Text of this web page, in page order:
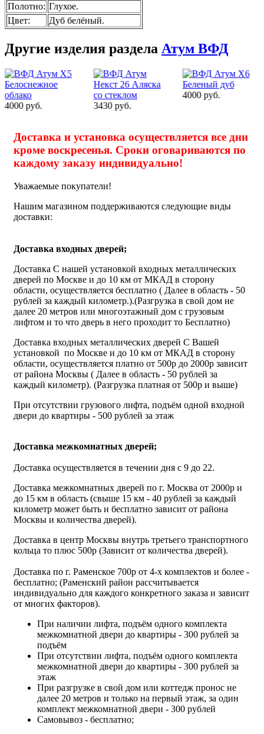
Полотно: Глухое.
Цвет: Дуб белёный.
Другие изделия раздела Атум ВФД
4000 руб. 3430 руб.
4000 руб.
Доставка и установка осуществляется все дни
кроме воскресенья. Сроки оговариваются по
каждому заказу индивидуально!
Уважаемые покупатели!
Нашим магазином поддерживаются следующие виды
доставки:
Доставка входных дверей;
Доставка С нашей установкой входных металлических
дверей по Москве и до 10 км от МКАД в сторону
области, осуществляется бесплатно ( Далее в область - 50
рублей за каждый километр.).(Разгрузка в свой дом не
далее 20 метров или многоэтажный дом с грузовым
лифтом и то что дверь в него проходит то Бесплатно)
Доставка входных металлических дверей С Вашей
установкой по Москве и до 10 км от МКАД в сторону
области, осуществляется платно от 500р до 2000р зависит
от района Москвы ( Далее в область - 50 рублей за
каждый километр). (Разгрузка платная от 500р и выше)
При отсутствии грузового лифта, подъём одной входной
двери до квартиры - 500 рублей за этаж
Доставка межкомнатных дверей;
Доставка осуществляется в течении дня с 9 до 22.
Доставка межкомнатных дверей по г. Москва от 2000р и
до 15 км в область (свыше 15 км - 40 рублей за каждый
километр может быть и бесплатно зависит от района
Москвы и количества дверей).
Доставка в центр Москвы внутрь третьего транспортного
кольца то плюс 500р (Зависит от количества дверей).
Доставка по г. Раменское 700р от 4-х комплектов и более -
бесплатно; (Раменский район рассчитывается
индивидуально для каждого конкретного заказа и зависит
от многих факторов).
При наличии лифта, подъём одного комплекта
межкомнатной двери до квартиры - 300 рублей за
подъём
При отсутствии лифта, подъём одного комплекта
межкомнатной двери до квартиры - 300 рублей за
этаж
При разгрузке в свой дом или коттедж пронос не
далее 20 метров и только на первый этаж, за один
комплект межкомнатной двери - 300 рублей
Самовывоз - бесплатно;